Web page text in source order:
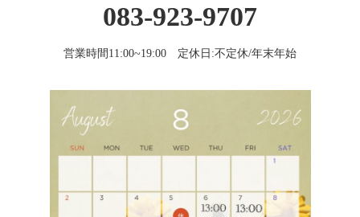
083-923-9707
営業時間11:00~19:00 定休日:不定休/年末年始